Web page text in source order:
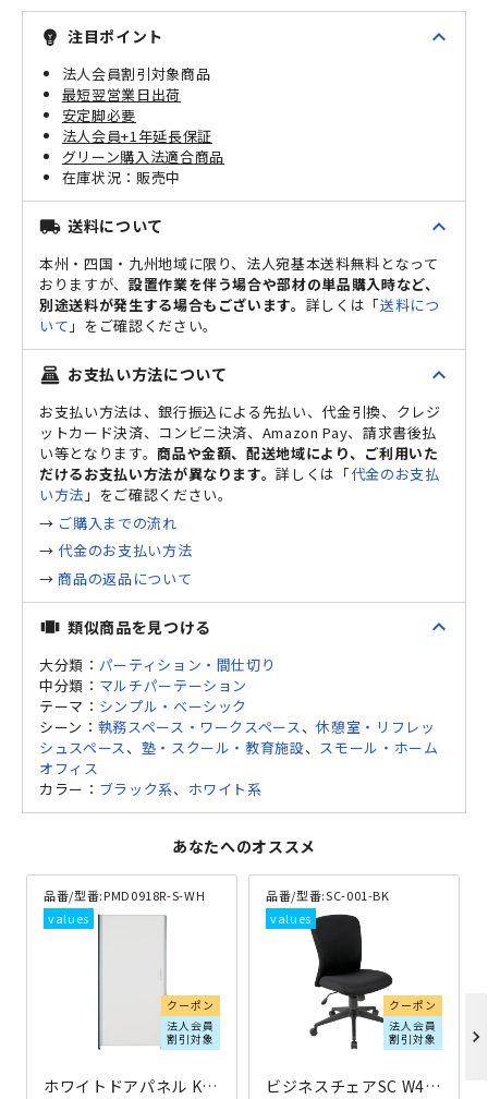
emoji_objects 注目ポイント expand_less
法人会員割引対象商品
最短翌営業日出荷
安定脚必要
法人会員+1年延長保証
グリーン購入法適合商品
販売中
local_shipping 送料について expand_less
本州・四国・九州地域に限り、法人宛基本送料無料となって
おりますが、 設置作業を伴う場合や部材の単品購入時など、
別途送料が発生する場合もございます。 詳しくは「送料につ
いて 」をご確認ください。
point_of_sale お支払い方法について expand_less
お支払い方法は、銀行振込による先払い、代金引換、クレジ
ットカード決済、コンビニ決済、Amazon Pay、請求書後払
い等となります。商品や金額、配送地域により、ご利用いた
だけるお支払い方法が異なります。詳しくは「代金のお支払
い方法 」をご確認ください。
→ ご購入までの流れ
→代金のお支払い方法
→ 商品の返品について
view_carousel 類似商品を見つける expand_less
大分類： パーティション・間仕切り
中分類： マルチパーテーション
テーマ： シンプル・ベーシック
シーン： 執務スペース・ワークスペース 、休憩室・リフレッ
シュスペース 、 塾・スクール・教育施設、 スモール・ホーム
オフィス
カラー： ブラック系、 ホワイト系
あなたへのオススメ
品番/型番:PMD0918R-S-WH
クーポン
法人会員
割引対象
ホワイトドアパネル KGシリーズ H1800×W900 ホワイト
品番/型番:SC-001-BK
クーポン
法人会員
割引対象
ビジネスチェアSC W475×D550×H895-965 ブラック
chevron_right